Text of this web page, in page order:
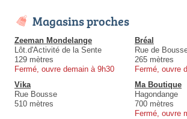
Magasins proches
Zeeman Mondelange
Lôt.d'Activité de la Sente
129 mètres
Fermé, ouvre demain à 9h30
Bréal
Rue de
265 mètres
Fermé, ouvre
Vika
Rue Bousse
510 mètres
Ma Boutique
Hagondange
700 mètres
Fermé, ouvre